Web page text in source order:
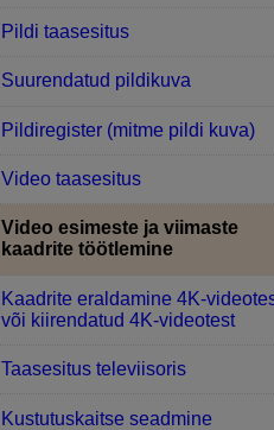
Pildi taasesitus
Suurendatud pildikuva
Pildiregister (mitme pildi kuva)
Video taasesitus
Video esimeste ja viimaste
kaadrite töötlemine
Kaadrite eraldamine 4K-
või kiirendatud 4K-videotest
Taasesitus televiisoris
Kustutuskaitse seadmine